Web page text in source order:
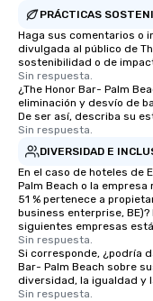
PRÁCTICAS
Haga sus comentarios o
divulgada al público de
sostenibilidad o de
Sin respuesta.
¿The Honor Bar- Palm
eliminación y desvío de
De ser así, describa su
Sin respuesta.
DIVERSIDAD E
En el caso de hoteles de
Palm Beach o la
51 % pertenece a
business enterprise,
siguientes empresas
Sin respuesta.
Si corresponde, ¿podría
Bar- Palm Beach sobre
diversidad, la igualdad y
Sin respuesta.